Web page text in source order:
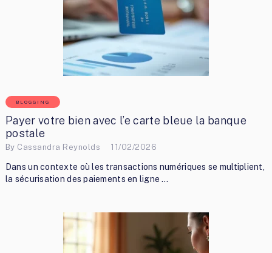
BLOGGING
Payer votre bien avec l’e carte bleue la banque
postale
By Cassandra Reynolds 11/02/2026
Dans un contexte où les transactions numériques se multiplient,
la sécurisation des paiements en ligne …